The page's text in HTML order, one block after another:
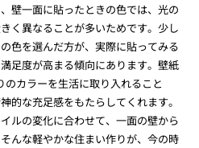
壁一面に貼ったときの色では、光の
く異なることが多いためです。少し
色を選んだ方が、実際に貼ってみる
足度が高まる傾向にあります。壁紙
カラーを生活に取り入れること
的な充足感をもたらしてくれます。
ルの変化に合わせて、一面の壁から
んな軽やかな住まい作りが、今の時